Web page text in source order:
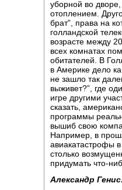
уборной во
отоплением.
брат”, права на
голландской
возрасте между
всех комнатах
обитателей. В
в Америке дело
не зашло так
выживет?”, где
игре другими
сказать,
программы
вышиб свою
Например, в
авиакатастрофы
столько
придумать что-
Александр